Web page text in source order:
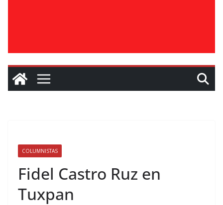
COLUMNISTAS
Fidel Castro Ruz en
Tuxpan